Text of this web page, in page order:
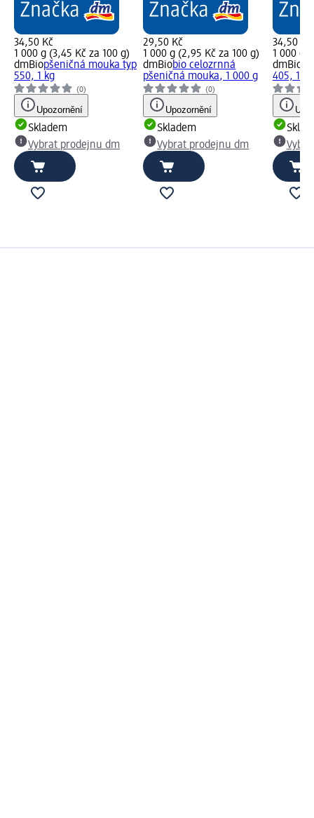
34,50 Kč
1 000 g (3,45 Kč za 100 g)
dmBiopšeničná mouka typ
550, 1 kg
(0)
Upozornění
Skladem
Vybrat prodejnu dm
29,50 Kč
1 000 g (2,95 Kč za 100 g)
dmBiobio celozrnná
pšeničná mouka, 1 000 g
(0)
Upozornění
Skladem
Vybrat prodejnu dm
34,50 Kč
1 000 g
dmBio
405, 1 kg